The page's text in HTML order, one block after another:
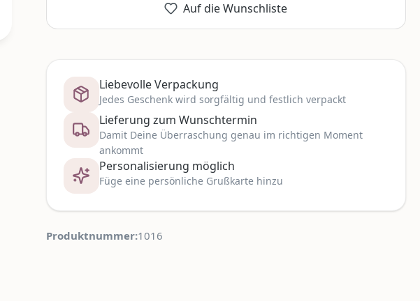
Auf die Wunschliste
Liebevolle Verpackung
Jedes Geschenk wird sorgfältig und festlich verpackt
Lieferung zum Wunschtermin
Damit Deine Überraschung genau im richtigen Moment
ankommt
Personalisierung möglich
Füge eine persönliche Grußkarte hinzu
Produktnummer:1016